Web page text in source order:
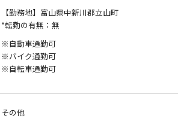
【勤務地】富山県中新川郡立山町
*転勤の有無：無
※自動車通勤可
※バイク通勤可
※自転車通勤可
その他